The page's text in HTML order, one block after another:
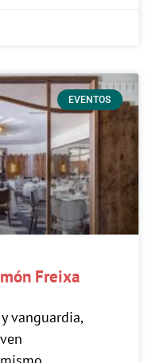
EVENTOS
Freixa
vanguardia,